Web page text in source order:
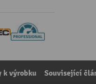
k výrobku Související